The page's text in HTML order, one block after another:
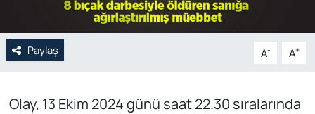
Paylaş A- A+
Olay, 13 Ekim 2024 günü saat 22.30 sıralarında
Yerel